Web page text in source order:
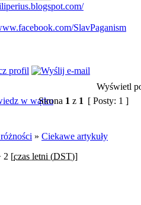
SlavPaganism
Wyświetl
Strona 1 z 1 [ Posty: 1 ]
» Ciekawe artykuły
2 [czas letni (DST)]